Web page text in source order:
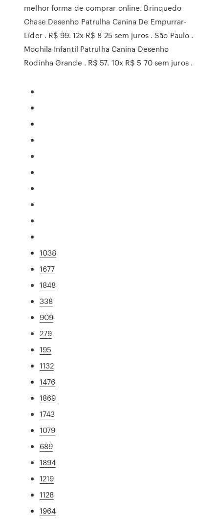
melhor forma de comprar online. Brinquedo
Chase Desenho Patrulha Canina De Empurrar-
Líder . R$ 99. 12x R$ 8 25 sem juros . São Paulo .
Mochila Infantil Patrulha Canina Desenho
Rodinha Grande . R$ 57. 10x R$ 5 70 sem juros .
1038
1677
1848
338
909
279
195
1132
1476
1869
1743
1079
689
1894
1219
1128
1964